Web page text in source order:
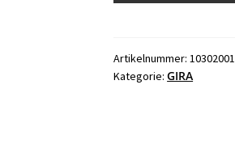
Menge
Artikelnummer:10302001
Kategorie:GIRA